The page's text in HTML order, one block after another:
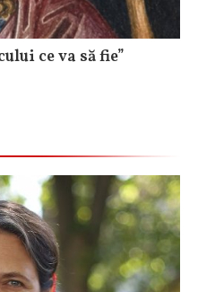
ce va să fie”